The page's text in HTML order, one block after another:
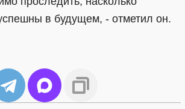
в будущем, - отметил он.